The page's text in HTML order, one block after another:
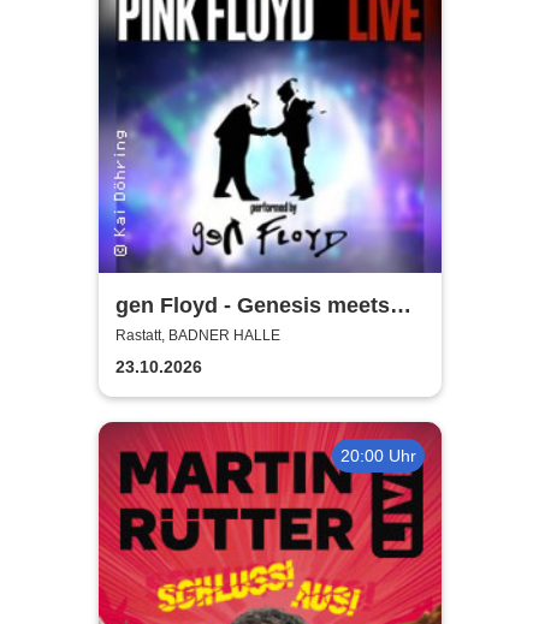
gen Floyd - Genesis meets
Pink Floyd
Rastatt, BADNER HALLE
23.10.2026
20:00 Uhr